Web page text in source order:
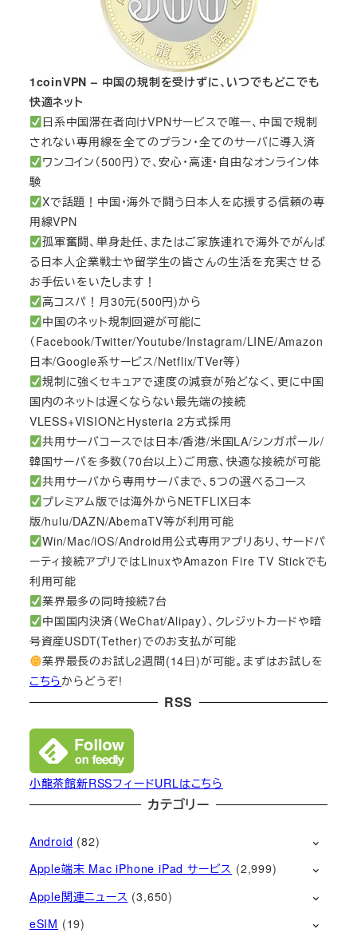
1coinVPN – 中国の規制を受けずに、いつでもどこでも
快適ネット
日系中国滞在者向けVPNサービスで唯一、中国で規制
されない専用線を全てのプラン・全てのサーバに導入済
ワンコイン（500円）で、安心・高速・自由なオンライン体
験
Xで話題！中国・海外で闘う日本人を応援する信頼の専
用線VPN
孤軍奮闘、単身赴任、またはご家族連れで海外でがんば
る日本人企業戦士や留学生の皆さんの生活を充実させる
お手伝いをいたします！
高コスパ！月30元(500円)から
中国のネット規制回避が可能に
（Facebook/Twitter/Youtube/Instagram/LINE/Amazon
日本/Google系サービス/Netflix/TVer等）
規制に強くセキュアで速度の減衰が殆どなく、更に中国
国内のネットは遅くならない最先端の接続
VLESS+VISIONとHysteria 2方式採用
共用サーバコースでは日本/香港/米国LA/シンガポール/
韓国サーバを多数（70台以上）ご用意、快適な接続が可能
共用サーバから専用サーバまで、5つの選べるコース
プレミアム版では海外からNETFLIX日本
版/hulu/DAZN/AbemaTV等が利用可能
Win/Mac/iOS/Android用公式専用アプリあり、サードパ
ーティ接続アプリではLinuxやAmazon Fire TV Stickでも
利用可能
業界最多の同時接続7台
中国国内決済（WeChat/Alipay）、クレジットカードや暗
号資産USDT(Tether)でのお支払が可能
業界最長のお試し2週間(14日)が可能。まずはお試しを
こちらからどうぞ!
RSS
小龍茶館新RSSフィードURLはこちら
カテゴリー
Android (82)
Apple端末 Mac iPhone iPad サービス (2,999)
Apple関連ニュース (3,650)
eSIM (19)